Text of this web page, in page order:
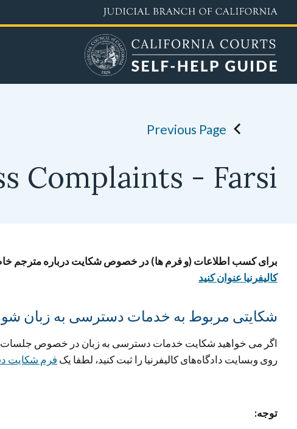
به
محتوای
اصلی
Previous Page
Complaints - Farsi
برای کسب اطلاعات (و فرم ها) در خصوص شکایت دربارە مترجم
کالیفرنیا عنوان کنید
شکایتی مربوط به خدمات دسترسی به زبان
اگر می خواهید شکایت خدمات دسترسی بە زبان در خصوص جلسات
روی وبسایت دادگاەهای کالیفرنیا را ثبت کنید، لطفا یک فرم شکایت
توجە: